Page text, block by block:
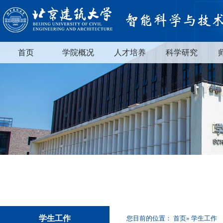
首页 学院概况 人才培养 科学研究
学生工作 您目前的位置： 首页» 学生工作